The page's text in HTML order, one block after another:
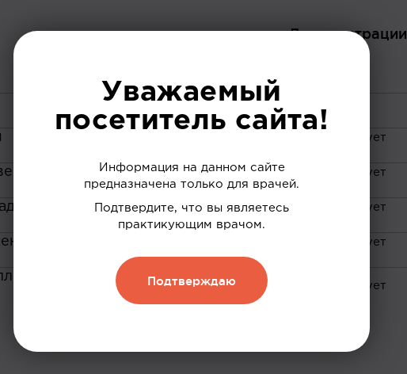
До регистрации
ваших интересов
и обменивать их на скидку
Уважаемый
посетитель сайта!
Информация на данном сайте
предназначена только для врачей.
Подтвердите, что вы являетесь
практикующим врачом.
Подтверждаю